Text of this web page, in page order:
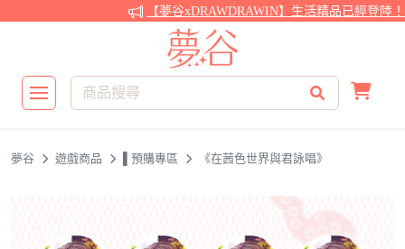
【夢谷xDRAWDRAWIN】生活精品已經登陸！
夢谷 遊戲商品 ▌預購專區 《在茜色世界與君詠唱》